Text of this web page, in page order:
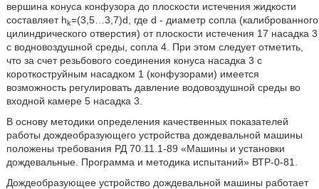
вершина конуса конфузора до плоскости истечения жидкости
составляет hk=(3,5…3,7)d, где d - диаметр сопла (калиброванного
цилиндрического отверстия) от плоскости истечения 17 насадка 3
с водновоздушной среды, сопла 4. При этом следует отметить,
что за счет резьбового соединения конуса насадка 3 с
короткоструйным насадком 1 (конфузорами) имеется
возможность регулировать давление водовоздушной среды во
входной камере 5 насадка 3.
В основу методики определения качественных показателей
работы дождеобразующего устройства дождевальной машины
положены требования РД 70.11.1-89 «Машины и установки
дождевальные. Программа и методика испытаний» ВТР-0-81.
Дождеобразующее устройство дождевальной машины работает